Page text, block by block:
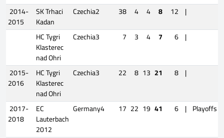
2014-
2015
SK Trhaci
Kadan
Czechia2 38 4 4 8 12 |
HC Tygri
Klasterec
nad Ohri
Czechia3 7 3 4 7 6 |
2015-
2016
HC Tygri
Klasterec
nad Ohri
Czechia3 22 8 13 21 8 |
2017-
2018
EC
Lauterbach
2012
Germany4 17 22 19 41 6 | Playoffs